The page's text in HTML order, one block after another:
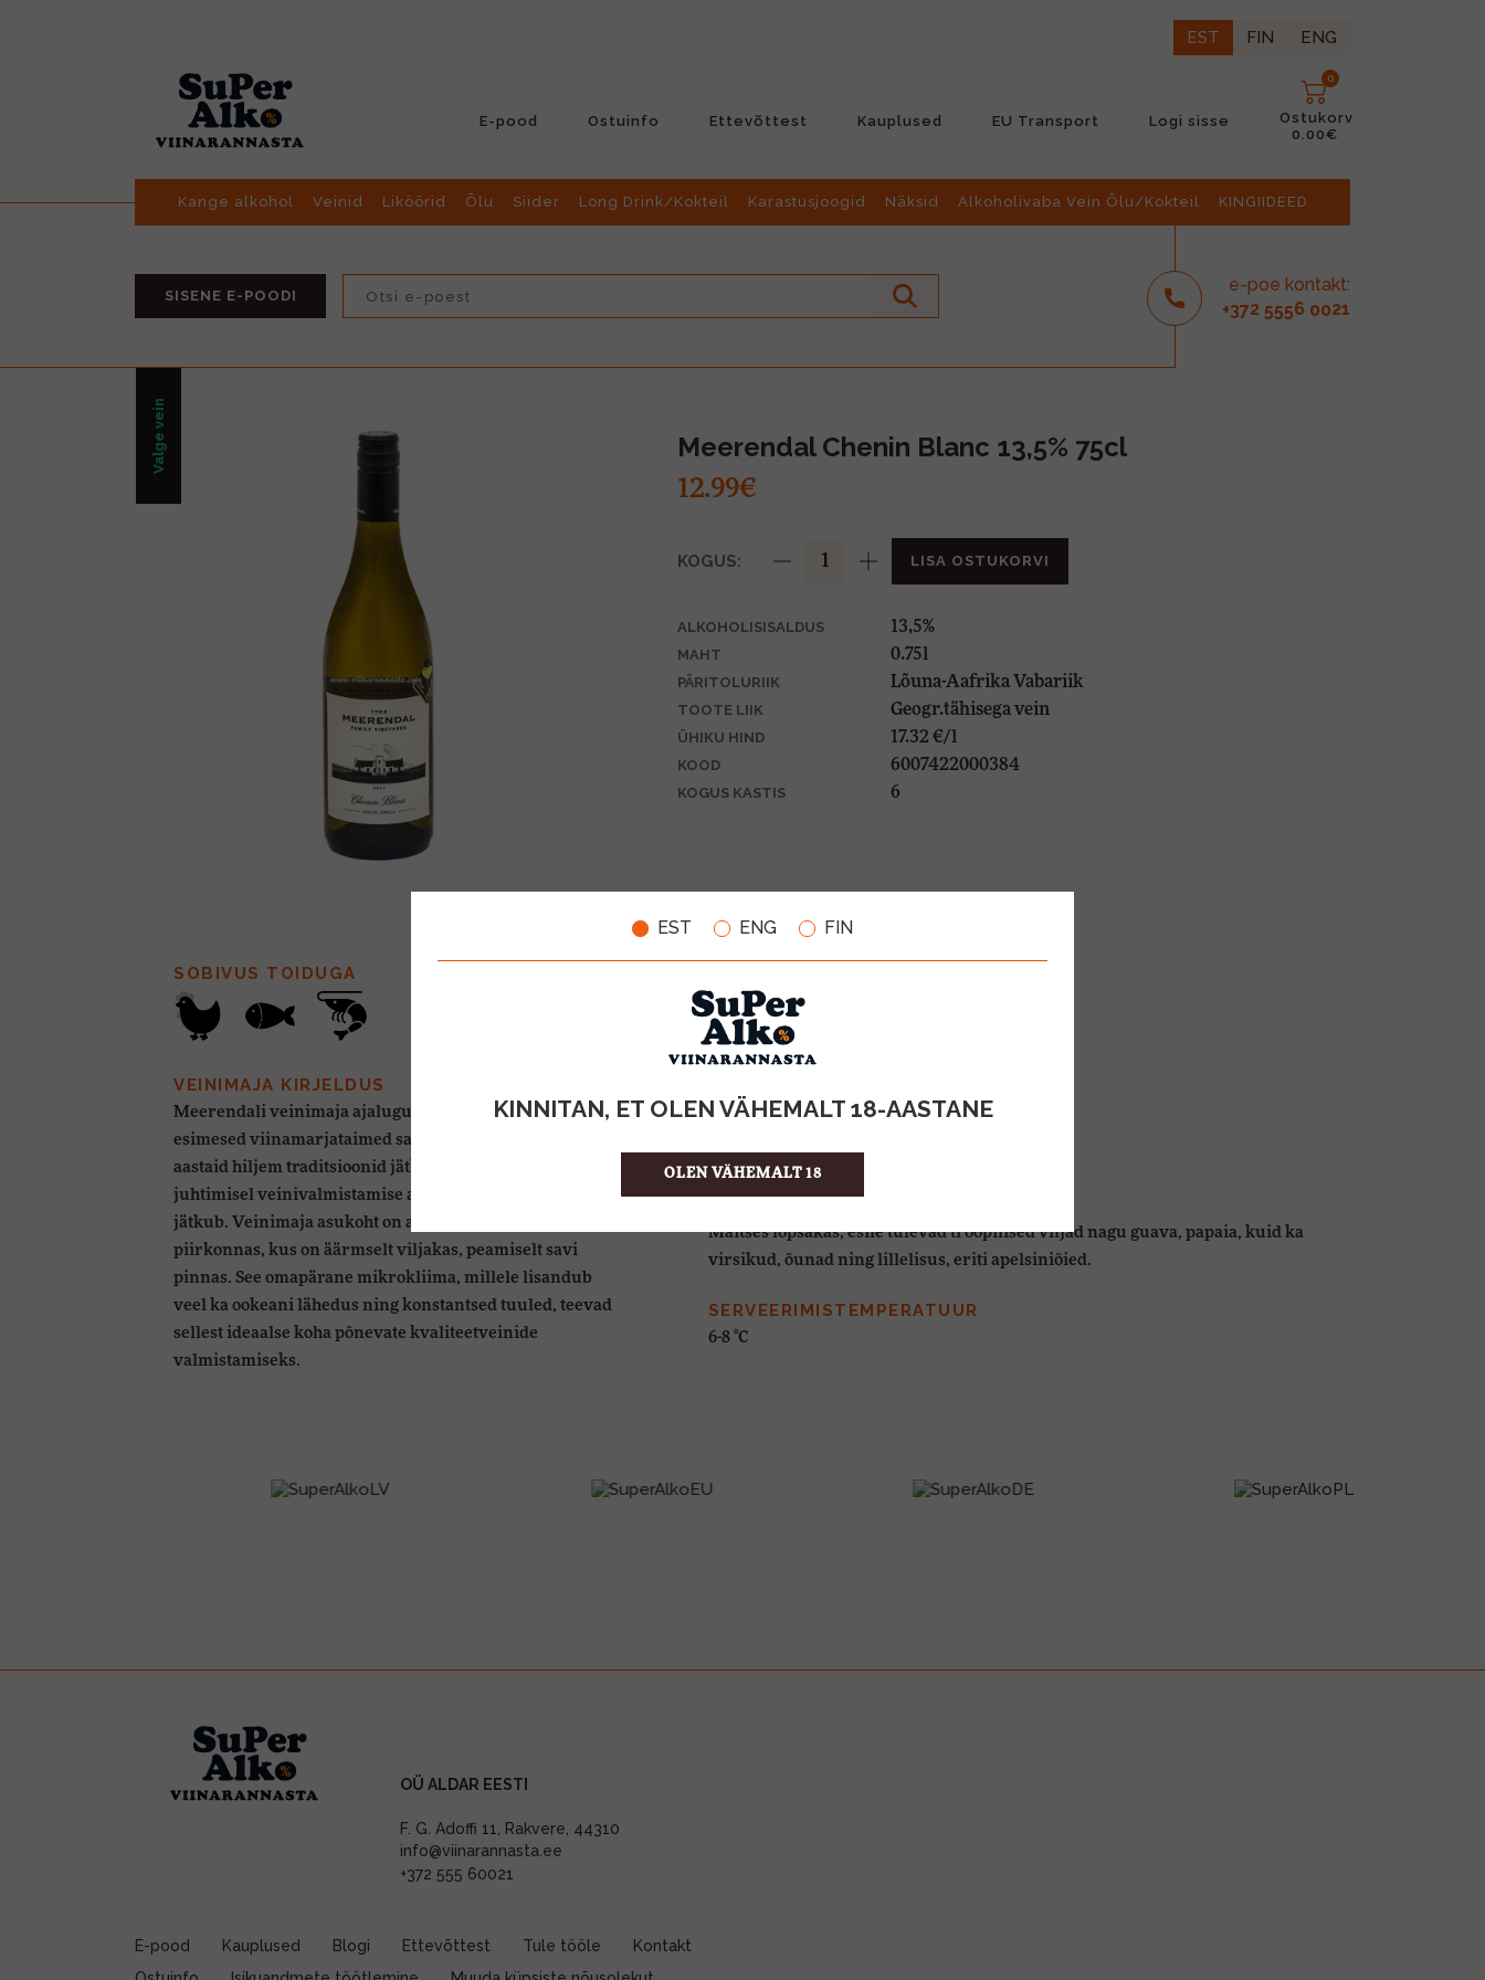
EST ENG FIN
KINNITAN, ET OLEN VÄHEMALT 18-AASTANE
OLEN VÄHEMALT 18
EST FIN ENG
E-pood Ostuinfo Ettevõttest Kauplused EU Transport Logi sisse
0
Ostukorv
0.00€
Kange alkohol Veinid Liköörid Õlu Siider Long Drink/Kokteil Karastusjoogid Näksid Alkoholivaba Vein Õlu/Kokteil KINGIIDEED
SISENE E-POODI
e-poe kontakt:
+372 5556 0021
Valge vein Meerendal Chenin Blanc 13,5% 75cl
12.99€
KOGUS: LISA OSTUKORVI
ALKOHOLISISALDUS 13,5%
MAHT 0.75l
PÄRITOLURIIK Lõuna-Aafrika Vabariik
TOOTE LIIK Geogr.tähisega vein
ÜHIKU HIND 17.32 €/l
KOOD 6007422000384
KOGUS KASTIS 6
SOBIVUS TOIDUGA
VEINIMAJA KIRJELDUS
Meerendali veinimaja ajalugu algab 1702 aastal, mil
esimesed viinamarjataimed said maha istutatud. Sadu
aastaid hiljem traditsioonid jätkuvad ning Coertze pere
juhtimisel veinivalmistamise ajalugu kirglikult ka
jätkub. Veinimaja asukoht on ainulaadselt jahedamas
piirkonnas, kus on äärmselt viljakas, peamiselt savi
pinnas. See omapärane mikrokliima, millele lisandub
veel ka ookeani lähedus ning konstantsed tuuled, teevad
sellest ideaalse koha põnevate kvaliteetveinide
valmistamiseks.
100% Chenin Blanc
VÄRVUS
Aroomis värske ja troopiline.
Maitses lopsakas, esile tulevad troopilised viljad nagu guava, papaia, kuid ka
virsikud, õunad ning lillelisus, eriti apelsiniõied.
SERVEERIMISTEMPERATUUR
6-8 °C
OÜ ALDAR EESTI
F. G. Adoffi 11, Rakvere, 44310
info@viinarannasta.ee
+372 555 60021
E-pood Kauplused Blogi Ettevõttest Tule tööle
Kontakt